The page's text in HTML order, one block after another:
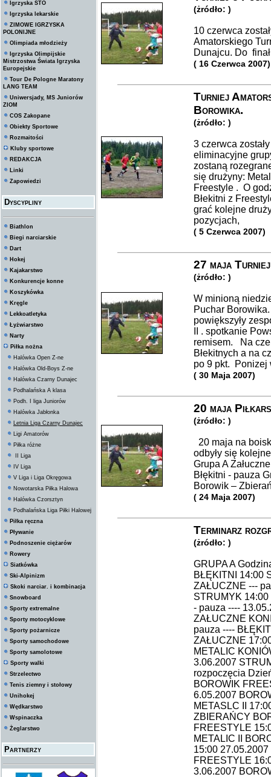
Igrzyska STO
Igrzyska lekarskie
ZIMOWE IGRZYSKA
POLONIJNE
Olimpiada młodzieży
Igrzyska Olimpijskie
Mistrzostwa Świata Igrzyska
Europejskie
Tour De Pologne Maratony
LANG TEAM
Uniwersjady, MS Juniorów
ZIOM
COS Zakopane
Obiekty Sportowe
Rozmaitości
Kluby sportowe
REDAKCJA
Linki
Zapowiedzi
Dyscypliny
Biathlon
Biegi narciarskie
Dart
Hokej
Kajakarstwo
Konkurencje konne
Koszykówka
Kręgle
Lekkoatletyka
Łyżwiarstwo
Narty
Piłka nożna
Halówka Open Z-ne
Halówka Old-Boys Z-ne
Halówka Czarny Dunajec
Podhalańska A klasa
Podh. I liga Juniorów
Halówka Jabłonka
Letnia Liga Czarny Dunajec
Ligi Amatorów
Piłka różne
II Liga
IV Liga
V Liga i Liga Okręgowa
Nowotarska Piłka Halowa
Halówka Czorsztyn
Podhalańska Liga Piłki Halowej
Piłka ręczna
Pływanie
Podnoszenie ciężarów
Rowery
Siatkówka
Ski-Alpinizm
Skoki narciar. i kombinacja
Snowboard
Sporty extremalne
Sporty motocyklowe
Sporty pożarnicze
Sporty samochodowe
Sporty samolotowe
Sporty walki
Strzelectwo
Tenis ziemny i stołowy
Unihokej
Wędkarstwo
Wspinaczka
Żeglarstwo
Partnerzy
(żródło: )
10 czerwca
Amatorskiego
Dunajcu. Do
( 16 Czerwca 2007)
Turniej
Borowika.
(żródło: )
3 czerwca
eliminacyjne
zostaną
się drużyny:
Freestyle . O
Błekitni z
grać kolejne
pozycjach,
( 5 Czerwca 2007)
27 maja
(żródło: )
W minioną
Puchar
powiększyły
II . spotkanie
remisem. Na
Błekitnych a na
po 9 pkt. Ponizej
( 30 Maja 2007)
20 maja
(żródło: )
20 maja na
odbyły się
Grupa A
Błękitni - pauza
Borowik –
( 24 Maja 2007)
Terminarz
(żródło: )
GRUPA A
BŁĘKITNI 14:00
ZAŁUCZNE ---
STRUMYK
- pauza ----
ZAŁUCZNE
pauza ----
ZAŁUCZNE
METALIC
3.06.2007
rozpoczęcia
BOROWIK
6.05.2007
METASLC II
ZBIERAŃCY
FREESTYLE
METALIC II
15:00
FREESTYLE
3.06.2007